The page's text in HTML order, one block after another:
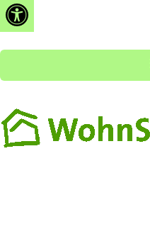
Zum
Inhalt